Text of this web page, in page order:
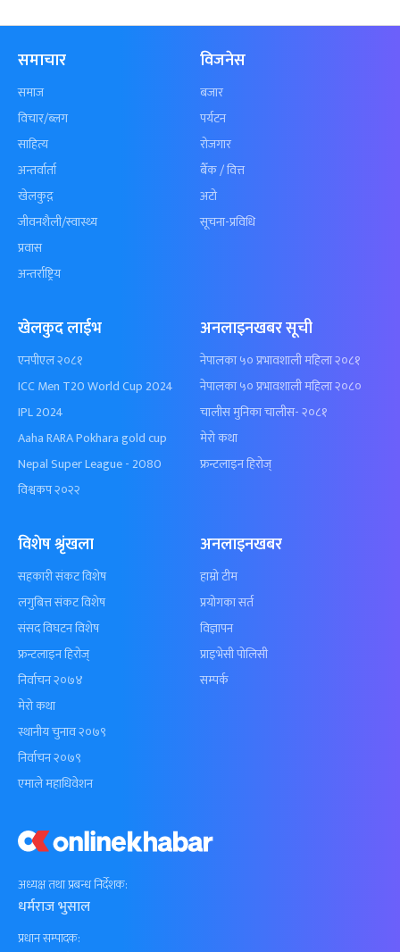
अध्यक्ष तथा प्रबन्ध निर्देशक:
धर्मराज भुसाल
प्रधान सम्पादक:
समाचार
समाज
विचार/ब्लग
साहित्य
अन्तर्वार्ता
खेलकुद़़
जीवनशैली/स्वास्थ्य
प्रवास
अन्तर्राष्ट्रिय
विजनेस
बजार
पर्यटन
रोजगार
बैँक / वित्त
अटो
सूचना-प्रविधि
खेलकुद लाईभ
एनपीएल २०८१
ICC Men T20 World Cup 2024
IPL 2024
Aaha RARA Pokhara gold cup
Nepal Super League - 2080
विश्वकप २०२२
अनलाइनखबर सूची
नेपालका ५० प्रभावशाली महिला २०८१
नेपालका ५० प्रभावशाली महिला २०८०
चालीस मुनिका चालीस- २०८१
मेरो कथा
फ्रन्टलाइन हिरोज्
विशेष श्रृंखला
सहकारी संकट विशेष
लगुबित्त संकट विशेष
संसद विघटन विशेष
फ्रन्टलाइन हिरोज्
निर्वाचन २०७४
मेरो कथा
स्थानीय चुनाव २०७९
निर्वाचन २०७९
एमाले महाधिवेशन
अनलाइनखबर
हाम्रो टीम
प्रयोगका सर्त
विज्ञापन
प्राइभेसी पोलिसी
सम्पर्क